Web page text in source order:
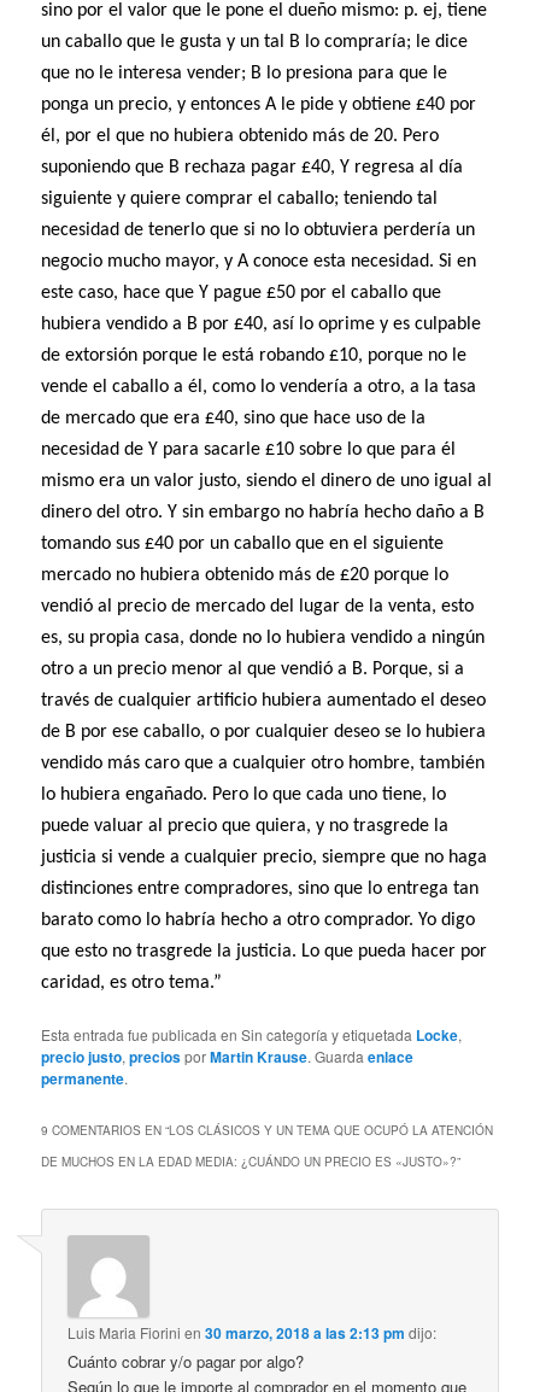
sino por el valor que le pone el dueño mismo: p. ej, tiene
un caballo que le gusta y un tal B lo compraría; le dice
que no le interesa vender; B lo presiona para que le
ponga un precio, y entonces A le pide y obtiene £40 por
él, por el que no hubiera obtenido más de 20. Pero
suponiendo que B rechaza pagar £40, Y regresa al día
siguiente y quiere comprar el caballo; teniendo tal
necesidad de tenerlo que si no lo obtuviera perdería un
negocio mucho mayor, y A conoce esta necesidad. Si en
este caso, hace que Y pague £50 por el caballo que
hubiera vendido a B por £40, así lo oprime y es culpable
de extorsión porque le está robando £10, porque no le
vende el caballo a él, como lo vendería a otro, a la tasa
de mercado que era £40, sino que hace uso de la
necesidad de Y para sacarle £10 sobre lo que para él
mismo era un valor justo, siendo el dinero de uno igual al
dinero del otro. Y sin embargo no habría hecho daño a B
tomando sus £40 por un caballo que en el siguiente
mercado no hubiera obtenido más de £20 porque lo
vendió al precio de mercado del lugar de la venta, esto
es, su propia casa, donde no lo hubiera vendido a ningún
otro a un precio menor al que vendió a B. Porque, si a
través de cualquier artificio hubiera aumentado el deseo
de B por ese caballo, o por cualquier deseo se lo hubiera
vendido más caro que a cualquier otro hombre, también
lo hubiera engañado. Pero lo que cada uno tiene, lo
puede valuar al precio que quiera, y no trasgrede la
justicia si vende a cualquier precio, siempre que no haga
distinciones entre compradores, sino que lo entrega tan
barato como lo habría hecho a otro comprador. Yo digo
que esto no trasgrede la justicia. Lo que pueda hacer por
caridad, es otro tema.”
Esta entrada fue publicada en Sin categoría y etiquetada Locke,
precio justo,preciosporMartin Krause. Guardaenlace
permanente.
9 COMENTARIOS EN “LOS CLÁSICOS Y UN TEMA QUE OCUPÓ LA ATENCIÓN
DE MUCHOS EN LA EDAD MEDIA: ¿CUÁNDO UN PRECIO ES «JUSTO»?”
Luis Maria Fiorini en30 marzo, 2018 a las 2:13 pm dijo:
Cuánto cobrar y/o pagar por algo?
Según lo que le importe al comprador en el momento que